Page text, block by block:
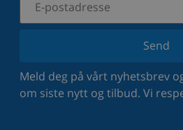
Send
Meld deg på vårt nyhetsbrev
om siste nytt og tilbud. Vi